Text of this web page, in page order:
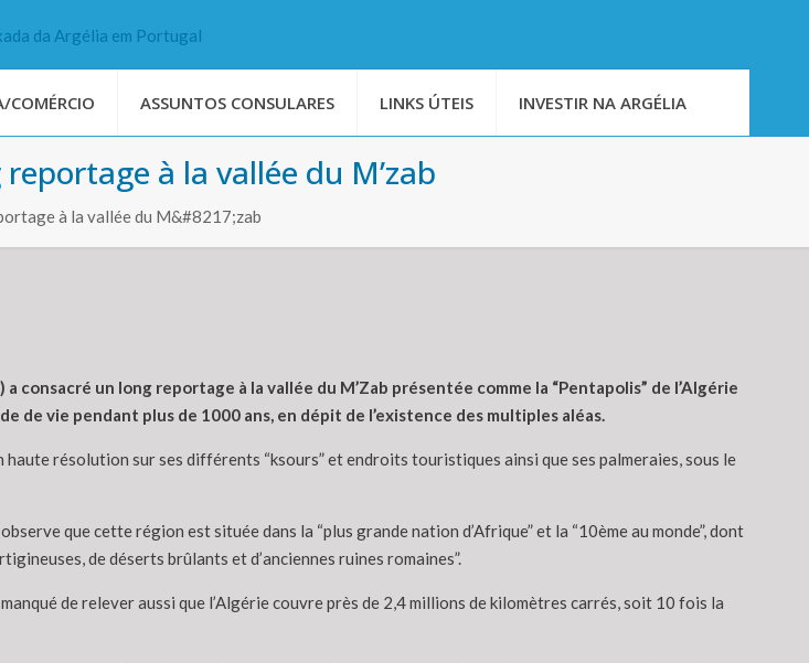
COMÉRCIO ASSUNTOS CONSULARES LINKS ÚTEIS INVESTIR NA ARGÉLIA
à la vallée du M’zab
à la vallée du M&#8217;zab
un long reportage à la vallée du M’Zab présentée comme la “Pentapolis” de l’Algérie
de vie pendant plus de 1000 ans, en dépit de l’existence des multiples aléas.
résolution sur ses différents “ksours” et endroits touristiques ainsi que ses palmeraies, sous le
que cette région est située dans la “plus grande nation d’Afrique” et la “10ème au monde”, dont
de déserts brûlants et d’anciennes ruines romaines”.
de relever aussi que l’Algérie couvre près de 2,4 millions de kilomètres carrés, soit 10 fois la